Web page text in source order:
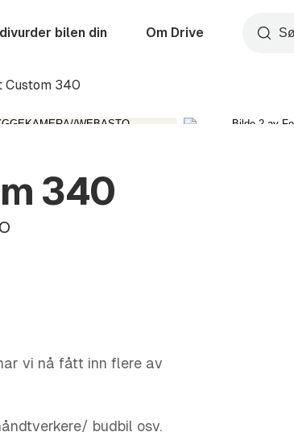
bilen din Om Drive Søk
Custom 340
340
vi nå fått inn flere av
budbil osv.